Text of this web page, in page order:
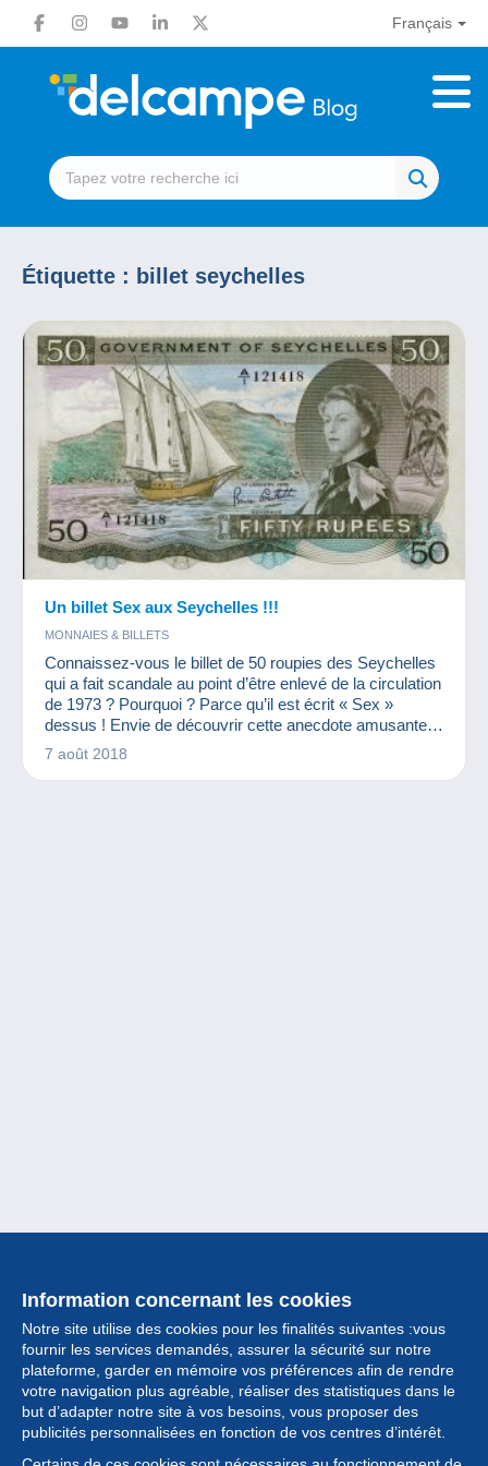
Français
Étiquette : billet seychelles
Un billet Sex aux Seychelles !!!
MONNAIES & BILLETS
Connaissez-vous le billet de 50 roupies des Seychelles
qui a fait scandale au point d’être enlevé de la circulation
de 1973 ? Pourquoi ? Parce qu’il est écrit « Sex »
dessus ! Envie de découvrir cette anecdote amusante ?
Cet article est pour vous !
7 août 2018
Information concernant les cookies
Notre site utilise des cookies pour les finalités suivantes :vous
fournir les services demandés, assurer la sécurité sur notre
plateforme, garder en mémoire vos préférences afin de rendre
votre navigation plus agréable, réaliser des statistiques dans le
but d’adapter notre site à vos besoins, vous proposer des
publicités personnalisées en fonction de vos centres d’intérêt.
Collection